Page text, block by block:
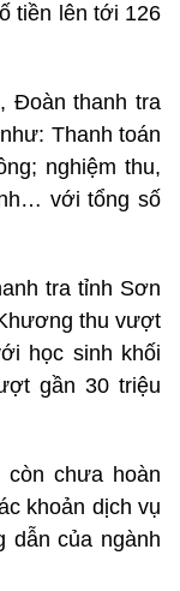
tiền lên tới 126
Đoàn thanh tra
Thanh toán
nghiệm thu,
với tổng số
tra tỉnh Sơn
thu vượt
học sinh khối
gần 30 triệu
chưa hoàn
khoản dịch vụ
dẫn của ngành